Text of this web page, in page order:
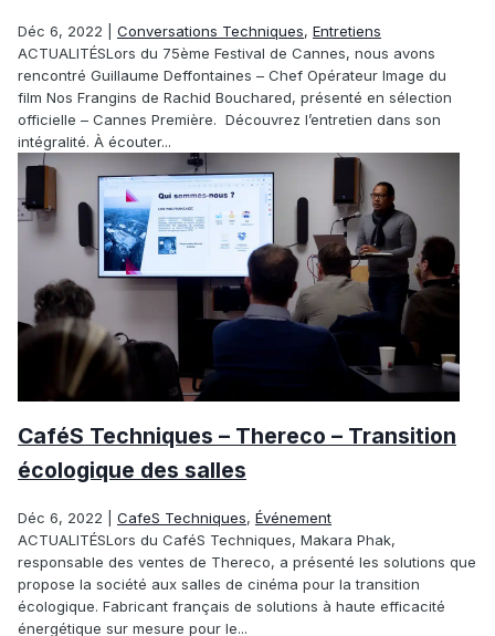
Déc 6, 2022 Conversations Techniques, Entretiens
ACTUALITÉSLors du 75ème Festival de Cannes, nous avons
rencontré Guillaume Deffontaines – Chef Opérateur Image du
film Nos Frangins de Rachid Bouchared, présenté en sélection
officielle – Cannes Première. Découvrez l’entretien dans son
intégralité. À écouter...
CaféS Techniques – Thereco – Transition
écologique des salles
Déc 6, 2022 CafeS Techniques, Événement
ACTUALITÉSLors du CaféS Techniques, Makara Phak,
responsable des ventes de Thereco, a présenté les solutions que
propose la société aux salles de cinéma pour la transition
écologique. Fabricant français de solutions à haute efficacité
énergétique sur mesure pour le...